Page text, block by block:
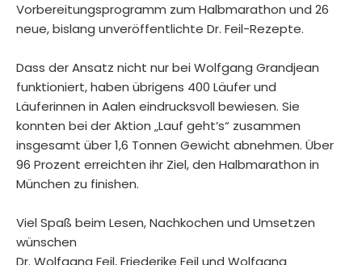
Vorbereitungsprogramm zum Halbmarathon und 26
neue, bislang unveröffentlichte Dr. Feil-Rezepte.
Dass der Ansatz nicht nur bei Wolfgang Grandjean
funktioniert, haben übrigens 400 Läufer und
Läuferinnen in Aalen eindrucksvoll bewiesen. Sie
konnten bei der Aktion „Lauf geht’s“ zusammen
insgesamt über 1,6 Tonnen Gewicht abnehmen. Über
96 Prozent erreichten ihr Ziel, den Halbmarathon in
München zu finishen.
Viel Spaß beim Lesen, Nachkochen und Umsetzen
wünschen
Dr. Wolfgang Feil, Friederike Feil und Wolfgang